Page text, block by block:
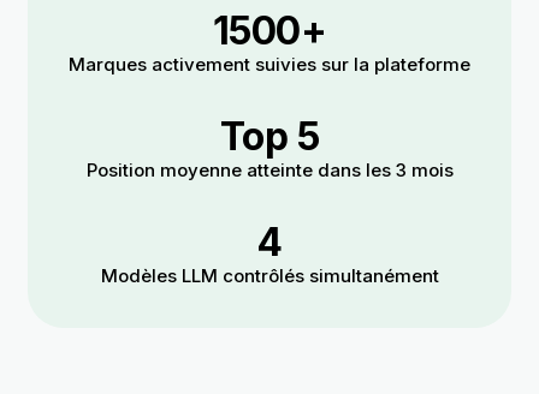
1500+
Marques activement suivies sur la plateforme
Top 5
Position moyenne atteinte dans les 3 mois
4
Modèles LLM contrôlés simultanément